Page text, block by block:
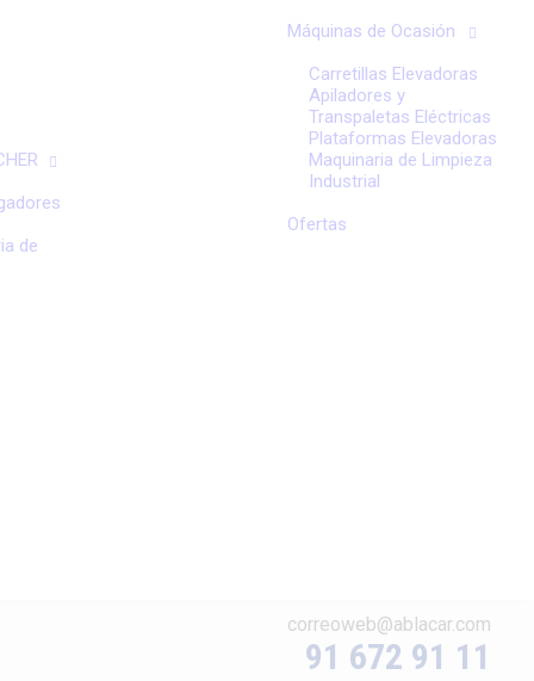
de
Máquinas de Ocasión
Carretillas Elevadoras
Apiladores y
Transpaletas Eléctricas
Plataformas Elevadoras
Maquinaria de Limpieza
Industrial
Ofertas
correoweb@ablacar.com
91 672 91 11